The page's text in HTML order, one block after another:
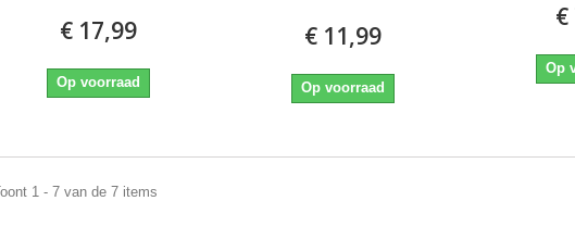
€ 17,99
Op voorraad
€ 11,99
Op voorraad
€
Op
1 - 7 van de 7 items